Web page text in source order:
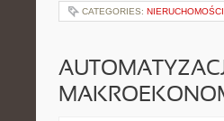
CATEGORIES: NIERUCHOMOŚCI